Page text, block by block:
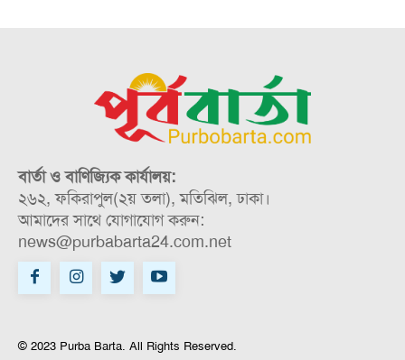
বার্তা ও বাণিজ্যিক কার্যালয়:
২৬২, ফকিরাপুল(২য় তলা), মতিঝিল, ঢাকা।
আমাদের সাথে যোগাযোগ করুন:
news@purbabarta24.com.net
© 2023 Purba Barta. All Rights Reserved.